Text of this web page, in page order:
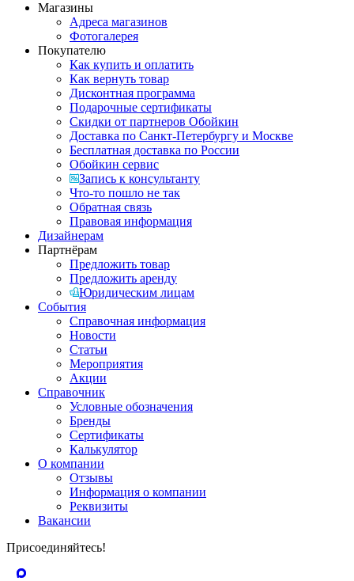
Магазины
Адреса магазинов
Фотогалерея
Покупателю
Как купить и оплатить
Как вернуть товар
Дисконтная программа
Подарочные сертификаты
Скидки от партнеров Обойкин
Доставка по Санкт-Петербургу и Москве
Бесплатная доставка по России
Обойкин сервис
Запись к консультанту
Что-то пошло не так
Обратная связь
Правовая информация
Дизайнерам
Партнёрам
Предложить товар
Предложить аренду
Юридическим лицам
События
Справочная информация
Новости
Статьи
Мероприятия
Акции
Справочник
Условные обозначения
Бренды
Сертификаты
Калькулятор
О компании
Отзывы
Информация о компании
Реквизиты
Вакансии
Присоединяйтесь!